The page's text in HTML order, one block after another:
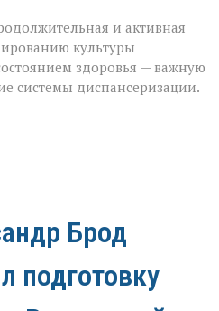
и активная
культуры
здоровья — важную
системы диспансеризации.
Брод
подготовку